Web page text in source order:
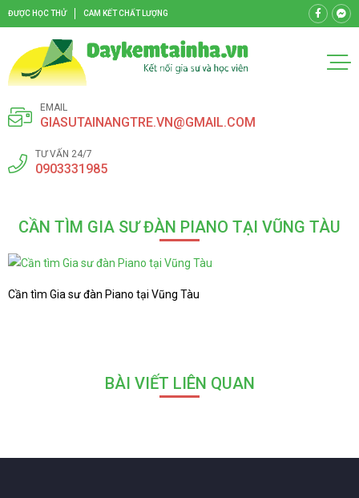
ĐƯỢC HỌC THỬ CAM KẾT CHẤT LƯỢNG
EMAIL
GIASUTAINANGTRE.VN@GMAIL.COM
TƯ VẤN 24/7
0903331985
CẦN TÌM GIA SƯ ĐÀN PIANO TẠI VŨNG TÀU
Cần tìm Gia sư đàn Piano tại Vũng Tàu
BÀI VIẾT LIÊN QUAN